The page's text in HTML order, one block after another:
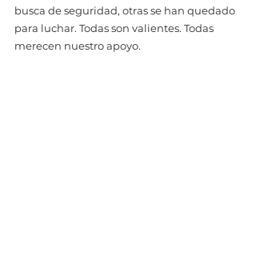
busca de seguridad, otras se han quedado
para luchar. Todas son valientes. Todas
merecen nuestro apoyo.